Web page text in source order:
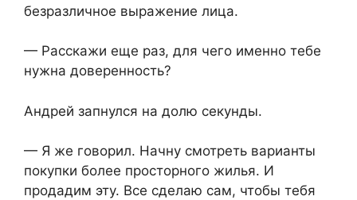
безразличное выражение лица.
— Расскажи еще раз, для чего именно тебе
нужна доверенность?
Андрей запнулся на долю секунды.
— Я же говорил. Начну смотреть варианты
покупки более просторного жилья. И
продадим эту. Все сделаю сам, чтобы тебя